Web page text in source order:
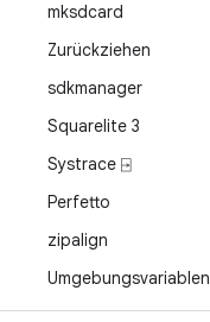
mksdcard
Zurückziehen
sdkmanager
Squarelite 3
Systrace ⍈
Perfetto
zipalign
Umgebungsvariablen